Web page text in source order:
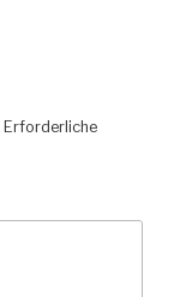
Erforderliche